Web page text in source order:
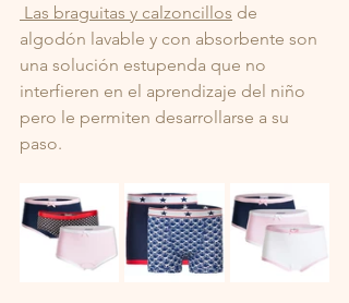
Las braguitas y calzoncillos de
algodón lavable y con absorbente son
una solución estupenda que no
interfieren en el aprendizaje del niño
pero le permiten desarrollarse a su
paso.